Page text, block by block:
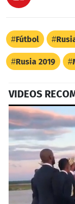
Fútbol
Rusia 2019
VIDEOS